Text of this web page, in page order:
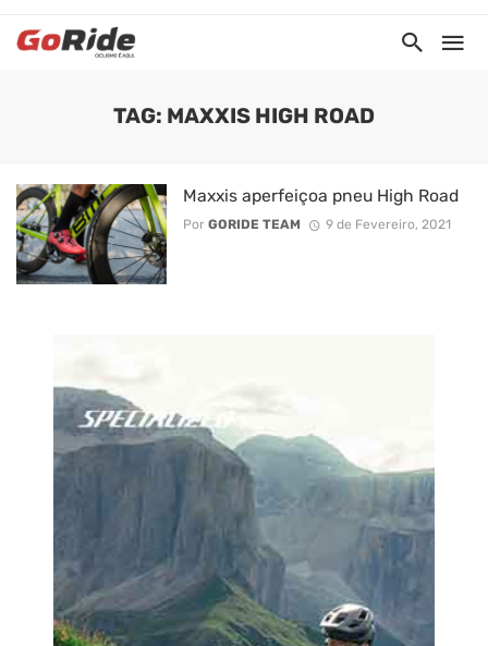
TAG: MAXXIS HIGH ROAD
Maxxis aperfeiçoa pneu High Road
Por GORIDE TEAM 9 de Fevereiro, 2021